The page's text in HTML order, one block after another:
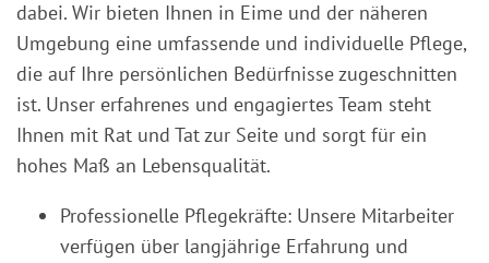
dabei. Wir bieten Ihnen in Eime und der näheren
Umgebung eine umfassende und individuelle Pflege,
die auf Ihre persönlichen Bedürfnisse zugeschnitten
ist. Unser erfahrenes und engagiertes Team steht
Ihnen mit Rat und Tat zur Seite und sorgt für ein
hohes Maß an Lebensqualität.
Professionelle Pflegekräfte: Unsere Mitarbeiter
verfügen über langjährige Erfahrung und